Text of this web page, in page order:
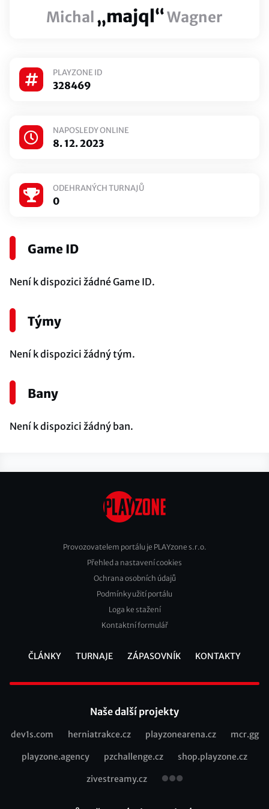
Michal„majql“Wagner
PLAYZONE ID
328469
NAPOSLEDY ONLINE
8. 12. 2023
ODEHRANÝCH TURNAJŮ
0
Game ID
Není k dispozici žádné Game ID.
Týmy
Není k dispozici žádný tým.
Bany
Není k dispozici žádný ban.
Footer
Provozovatelem portálu je PLAYzone s.r.o.
Přehled a nastavení cookies
Ochrana osobních údajů
Podmínky užití portálu
Loga ke stažení
Kontaktní formulář
ČLÁNKY TURNAJE ZÁPASOVNÍK KONTAKTY
Naše další projekty
Recommended
dev1s.com herniatrakce.cz playzonearena.cz mcr.gg
playzone.agency pzchallenge.cz shop.playzone.cz
zivestreamy.cz